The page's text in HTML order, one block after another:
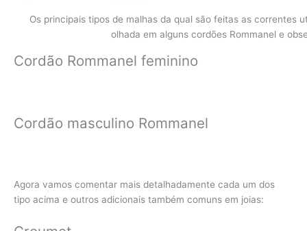
Os principais tipos de malhas da qual são feitas as correntes
olhada em alguns cordões Rommanel e
Cordão Rommanel feminino
Cordão masculino Rommanel
Agora vamos comentar mais detalhadamente cada um dos
tipo acima e outros adicionais também comuns em joias: